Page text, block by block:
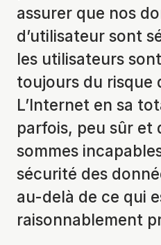
assurer que nos
d’utilisateur sont
les utilisateurs
toujours du risque
L’Internet en sa
parfois, peu sûr et
sommes
sécurité des
au-delà de ce qui
raisonnablement